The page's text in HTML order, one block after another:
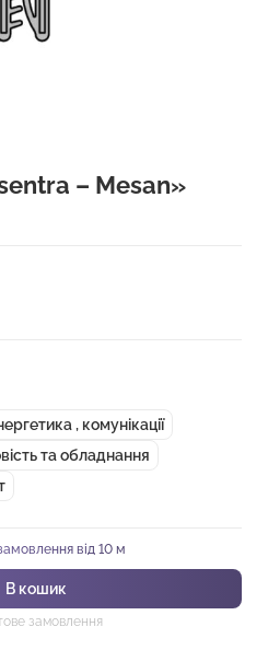
– Mesan»
, комунікації
та обладнання
від 10 м
В кошик
замовлення